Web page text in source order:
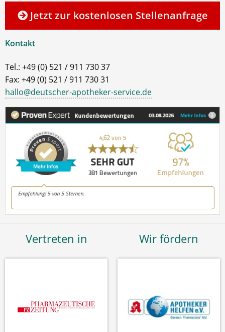
Jetzt zur kostenlosen Stellenanfrage
Kontakt
Tel.: +49 (0) 521 / 911 730 37
Fax: +49 (0) 521 / 911 730 31
hallo@deutscher-apotheker-service.de
Vertreten in Wir fördern